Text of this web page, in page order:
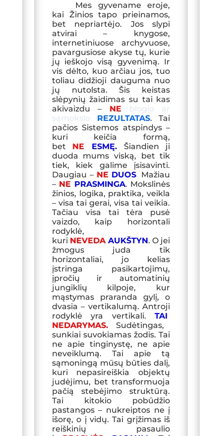
Mes gyvename eroje,
kai Žinios tapo prieinamos,
bet nepriartėjo. Jos slypi
atvirai – knygose,
internetiniuose archyvuose,
pavargusiose akyse tų, kurie
jų ieškojo visą gyvenimą. Ir
vis dėlto, kuo arčiau jos, tuo
toliau didžioji dauguma nuo
jų nutolsta. Šis keistas
slėpynių žaidimas su tai kas
akivaizdu – NE
blogio ar
sąmokslo REZULTATAS. Tai
pačios Sistemos atspindys –
kuri keičia formą,
bet NE ESMĘ. Šiandien ji
duoda mums viską, bet tik
tiek, kiek galime įsisavinti.
Daugiau – NE DUOS. Mažiau
– NE PRASMINGA. Mokslinės
žinios, logika, praktika, veikla
– visa tai gerai, visa tai veikia.
Tačiau visa tai tėra pusė
vaizdo, kaip horizontali
rodyklė,
kuri NEVEDAAUKŠTYN. O jei
žmogus juda tik
horizontaliai, jo kelias
įstringa pasikartojimų,
įpročių ir automatinių
jungiklių kilpoje, kur
mąstymas praranda gylį, o
dvasia – vertikalumą. Antroji
rodyklė yra vertikali.
TAI
NEDARYMAS.Sudėtingas,
sunkiai suvokiamas žodis. Tai
ne apie tinginystę, ne apie
neveiklumą. Tai apie tą
sąmoningą mūsų būties dalį,
kuri nepasireiškia objektų
judėjimu, bet transformuoja
pačią stebėjimo struktūrą.
Tai kitokio pobūdžio
pastangos – nukreiptos ne į
išorę, o į vidų. Tai grįžimas iš
reiškinių pasaulio